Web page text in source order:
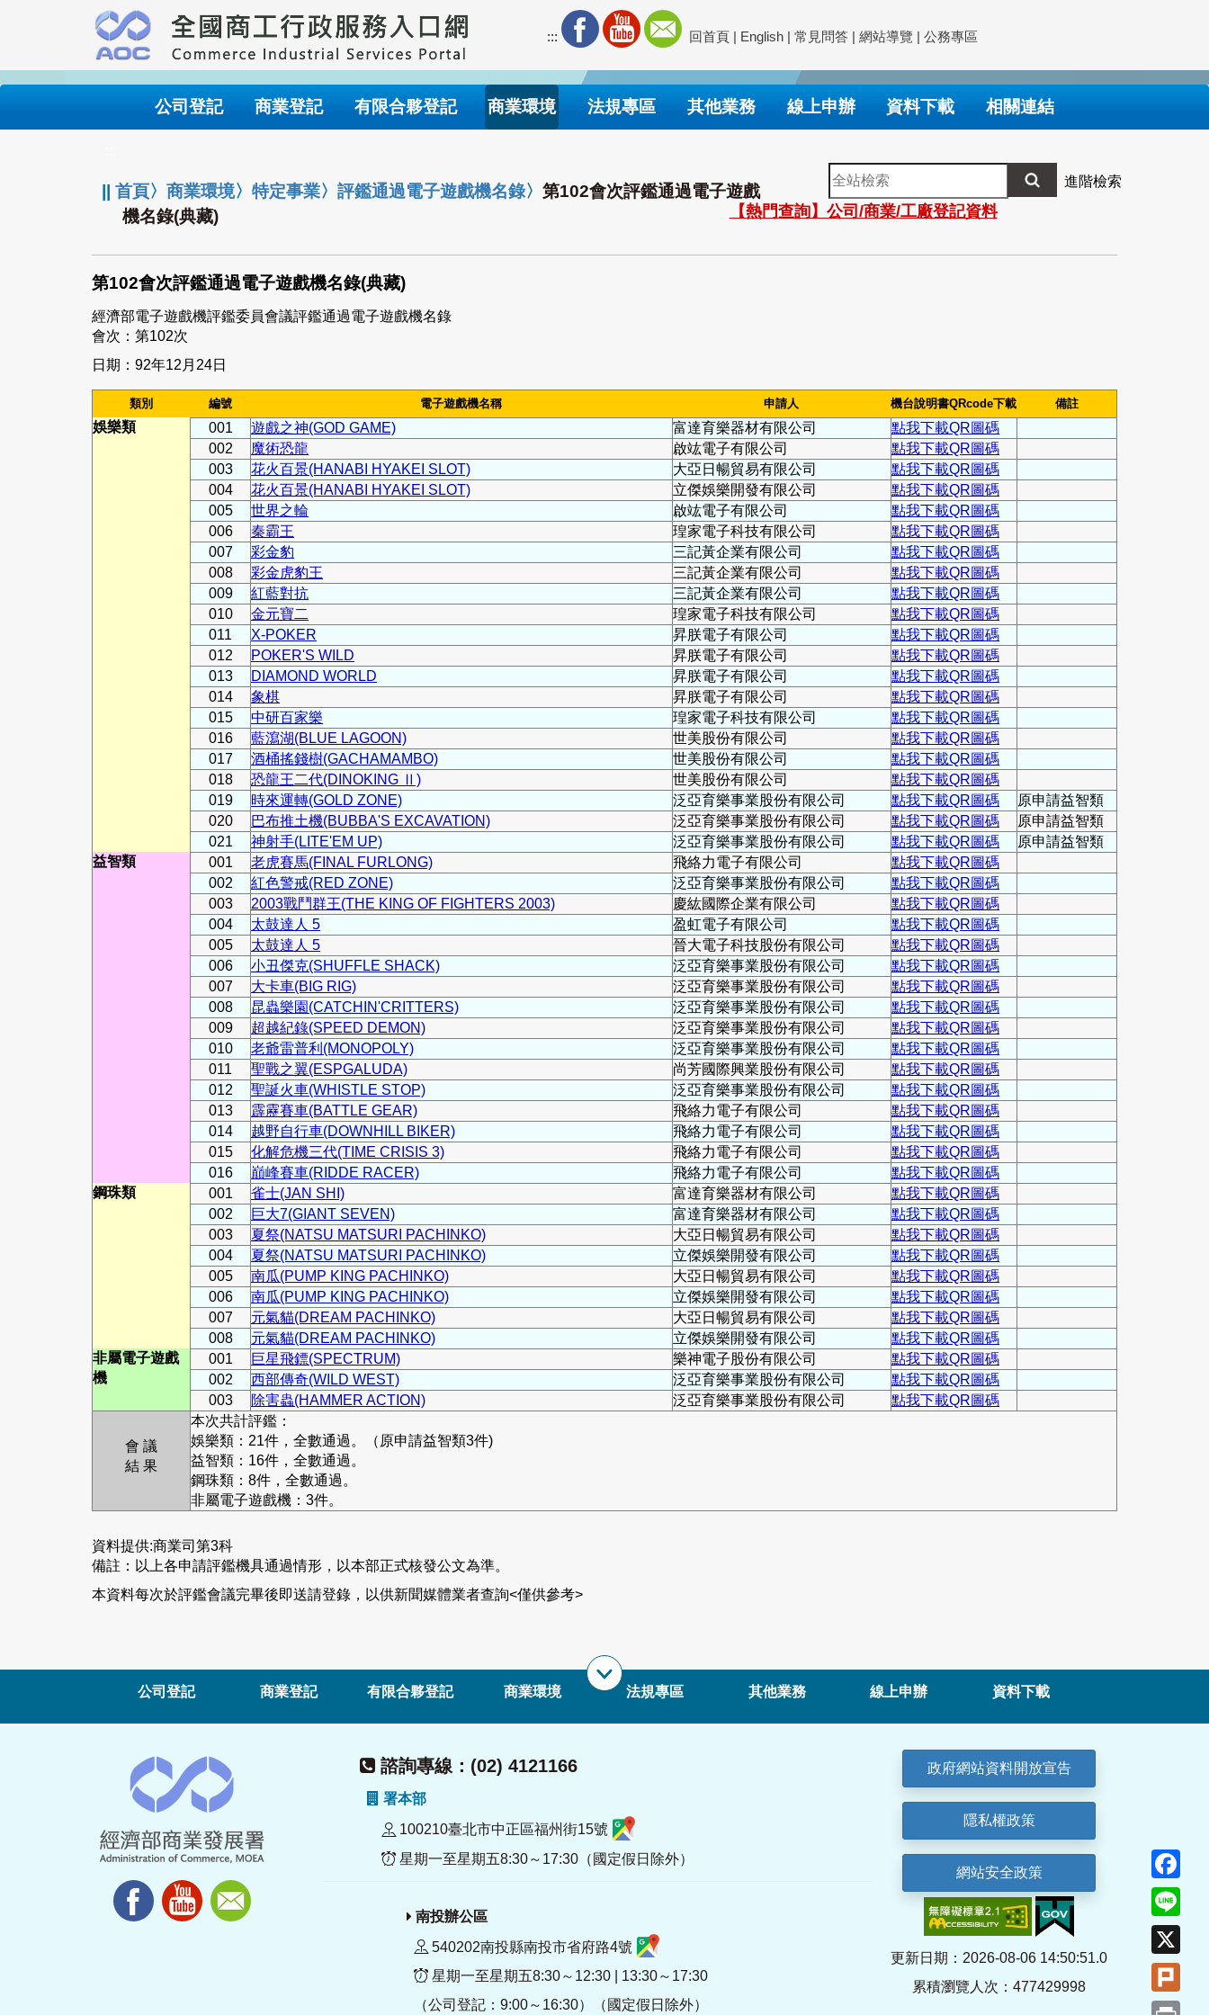
要
內
::: 回首頁 | English | 常見問答 | 網站導覽 | 公務專區
公司登記 商業登記 有限合夥登記 商業環境 法規專區 其他業務 線上申辦 資料下載 相關連結
||首頁〉商業環境〉特定事業〉評鑑通過電子遊戲機名錄〉第102會次評鑑通過電子遊戲
機名錄(典藏)
全
站
檢
進階檢索
【熱門查詢】公司/商業/工廠登記資料
第102會次評鑑通過電子遊戲機名錄(典藏)
經濟部電子遊戲機評鑑委員會議評鑑通過電子遊戲機名錄
會次：第102次
日期：92年12月24日
類別 編號 電子遊戲機名稱 申請人 機台說明書QRcode下載 備註
娛樂類 001 遊戲之神(GOD GAME) 富達育樂器材有限公司
點我下載QR圖碼
002
魔術恐龍 啟竑電子有限公司
點我下載QR圖碼
003
花火百景(HANABI HYAKEI SLOT) 大亞日暢貿易有限公司
點我下載QR圖碼
004
花火百景(HANABI HYAKEI SLOT) 立傑娛樂開發有限公司
點我下載QR圖碼
005
世界之輪 啟竑電子有限公司
點我下載QR圖碼
006
秦霸王 瑝家電子科技有限公司
點我下載QR圖碼
007
彩金豹 三記黃企業有限公司
點我下載QR圖碼
008
彩金虎豹王 三記黃企業有限公司
點我下載QR圖碼
009
紅藍對抗 三記黃企業有限公司
點我下載QR圖碼
010
金元寶二 瑝家電子科技有限公司
點我下載QR圖碼
011
X-POKER 昇朕電子有限公司
點我下載QR圖碼
012
POKER'S WILD 昇朕電子有限公司
點我下載QR圖碼
013
DIAMOND WORLD 昇朕電子有限公司
點我下載QR圖碼
014
象棋 昇朕電子有限公司
點我下載QR圖碼
015
中研百家樂 瑝家電子科技有限公司
點我下載QR圖碼
016
藍瀉湖(BLUE LAGOON) 世美股份有限公司
點我下載QR圖碼
017
酒桶搖錢樹(GACHAMAMBO) 世美股份有限公司
點我下載QR圖碼
018
恐龍王二代(DINOKING Ⅱ) 世美股份有限公司
點我下載QR圖碼
019
時來運轉(GOLD ZONE) 泛亞育樂事業股份有限公司 點我下載QR圖碼
原申請益智類
020
巴布推土機(BUBBA'S EXCAVATION) 泛亞育樂事業股份有限公司 點我下載QR圖碼
原申請益智類
021
神射手(LITE'EM UP) 泛亞育樂事業股份有限公司 點我下載QR圖碼
原申請益智類
益智類
001 老虎賽馬(FINAL FURLONG) 飛絡力電子有限公司
點我下載QR圖碼
002
紅色警戒(RED ZONE) 泛亞育樂事業股份有限公司
點我下載QR圖碼
003
2003戰鬥群王(THE KING OF FIGHTERS 2003) 慶紘國際企業有限公司
點我下載QR圖碼
004
太鼓達人 5 盈虹電子有限公司
點我下載QR圖碼
005
太鼓達人 5 晉大電子科技股份有限公司
點我下載QR圖碼
006
小丑傑克(SHUFFLE SHACK) 泛亞育樂事業股份有限公司
點我下載QR圖碼
007
大卡車(BIG RIG) 泛亞育樂事業股份有限公司
點我下載QR圖碼
008
昆蟲樂園(CATCHIN'CRITTERS) 泛亞育樂事業股份有限公司
點我下載QR圖碼
009
超越紀錄(SPEED DEMON) 泛亞育樂事業股份有限公司
點我下載QR圖碼
010
老爺雷普利(MONOPOLY) 泛亞育樂事業股份有限公司
點我下載QR圖碼
011
聖戰之翼(ESPGALUDA) 尚芳國際興業股份有限公司
點我下載QR圖碼
012
聖誕火車(WHISTLE STOP) 泛亞育樂事業股份有限公司
點我下載QR圖碼
013
霹靂賽車(BATTLE GEAR) 飛絡力電子有限公司
點我下載QR圖碼
014
越野自行車(DOWNHILL BIKER) 飛絡力電子有限公司
點我下載QR圖碼
015
化解危機三代(TIME CRISIS 3) 飛絡力電子有限公司
點我下載QR圖碼
016
巔峰賽車(RIDDE RACER) 飛絡力電子有限公司
點我下載QR圖碼
鋼珠類
001 雀士(JAN SHI) 富達育樂器材有限公司
點我下載QR圖碼
002
巨大7(GIANT SEVEN) 富達育樂器材有限公司
點我下載QR圖碼
003
夏祭(NATSU MATSURI PACHINKO) 大亞日暢貿易有限公司
點我下載QR圖碼
004
夏祭(NATSU MATSURI PACHINKO) 立傑娛樂開發有限公司
點我下載QR圖碼
005
南瓜(PUMP KING PACHINKO) 大亞日暢貿易有限公司
點我下載QR圖碼
006
南瓜(PUMP KING PACHINKO) 立傑娛樂開發有限公司
點我下載QR圖碼
007
元氣貓(DREAM PACHINKO) 大亞日暢貿易有限公司
點我下載QR圖碼
008
元氣貓(DREAM PACHINKO) 立傑娛樂開發有限公司
點我下載QR圖碼
非屬電子遊戲
機
001 巨星飛鏢(SPECTRUM) 樂神電子股份有限公司
點我下載QR圖碼
002
西部傳奇(WILD WEST) 泛亞育樂事業股份有限公司
點我下載QR圖碼
003
除害蟲(HAMMER ACTION) 泛亞育樂事業股份有限公司 點我下載QR圖碼
會 議
結 果
本次共計評鑑：
娛樂類：21件，全數通過。（原申請益智類3件)
益智類：16件，全數通過。
鋼珠類：8件，全數通過。
非屬電子遊戲機：3件。
資料提供:商業司第3科
備註：以上各申請評鑑機具通過情形，以本部正式核發公文為準。
本資料每次於評鑑會議完畢後即送請登錄，以供新聞媒體業者查詢<僅供參考>
公司登記 商業登記 有限合夥登記 商業環境 法規專區 其他業務 線上申辦 資料下載
諮詢專線：(02) 4121166
署本部
100210臺北市中正區福州街15號
星期一至星期五8:30～17:30（國定假日除外）
南投辦公區
540202南投縣南投市省府路4號
星期一至星期五8:30～12:30 | 13:30～17:30
（公司登記：9:00～16:30）（國定假日除外）
政府網站資料開放宣告
隱私權政策
網站安全政策
更新日期：2026-08-06 14:50:51.0
累積瀏覽人次：477429998